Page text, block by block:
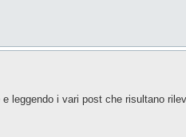
leggendo i vari post che risultano